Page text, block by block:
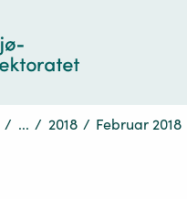
/ ... / 2018 / Februar 2018